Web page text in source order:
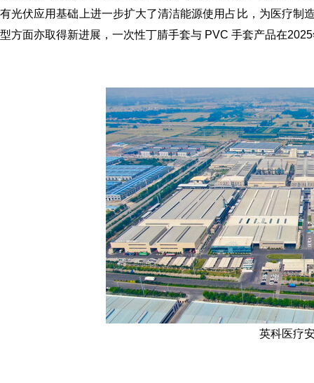
有光伏应用基础上进一步扩大了清洁能源使用占比，为医疗制
型方面亦取得新进展，一次性丁腈手套与 PVC 手套产品在
英科医疗
《体外诊断资讯》